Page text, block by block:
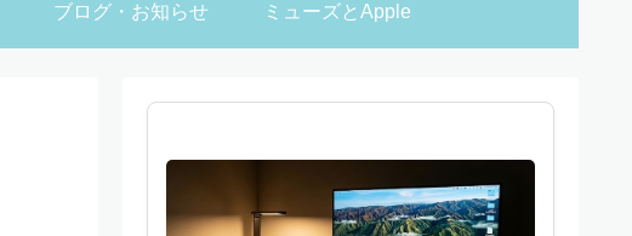
ブログ・お知らせ ミューズとApple